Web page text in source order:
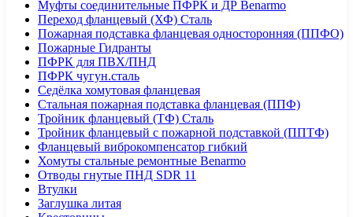
Муфты соединительные ПФРК и ДР Benarmo
Переход фланцевый (ХФ) Сталь
Пожарная подставка фланцевая односторонняя (ППФО)
Пожарные Гидранты
ПФРК для ПВХ/ПНД
ПФРК чугун.сталь
Седёлка хомутовая фланцевая
Стальная пожарная подставка фланцевая (ППФ)
Тройник фланцевый (ТФ) Сталь
Тройник фланцевый с пожарной подставкой (ППТФ)
Фланцевый виброкомпенсатор гибкий
Хомуты стальные ремонтные Benarmo
Отводы гнутые ПНД SDR 11
Втулки
Заглушка литая